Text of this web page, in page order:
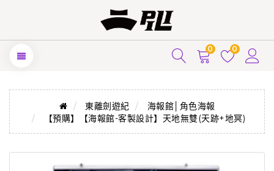
0 0
東離劍遊紀
海報館│角色海報
【預購】【海報館-客製設計】天地無雙(天跡+地冥)